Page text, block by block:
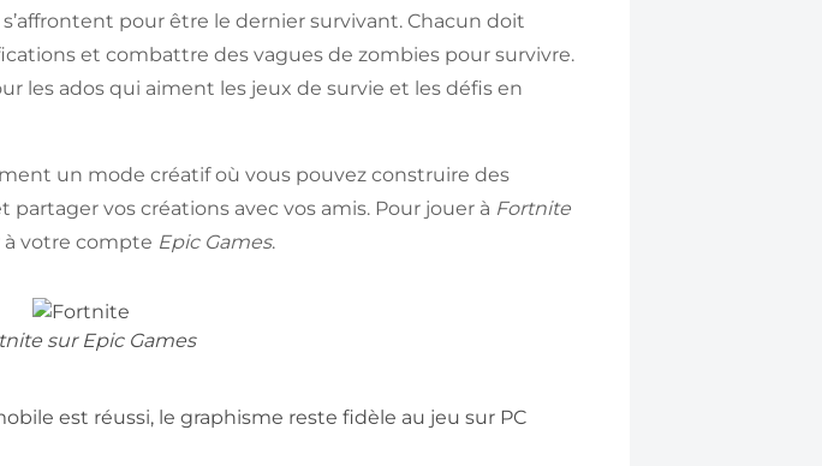
pour être le dernier survivant. Chacun doit
et combattre des vagues de zombies pour survivre.
les ados qui aiment les jeux de survie et les défis en
un mode créatif où vous pouvez construire des
vos créations avec vos amis. Pour jouer à Fortnite
votre compte Epic Games.
sur Epic Games
est réussi, le graphisme reste fidèle au jeu sur PC